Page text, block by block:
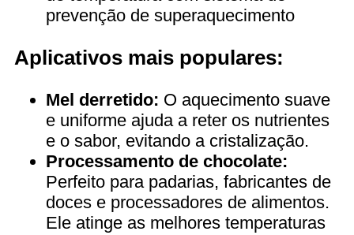
prevenção de superaquecimento
Aplicativos mais populares:
Mel derretido: O aquecimento suave
e uniforme ajuda a reter os nutrientes
e o sabor, evitando a cristalização.
Processamento de chocolate:
Perfeito para padarias, fabricantes de
doces e processadores de alimentos.
Ele atinge as melhores temperaturas